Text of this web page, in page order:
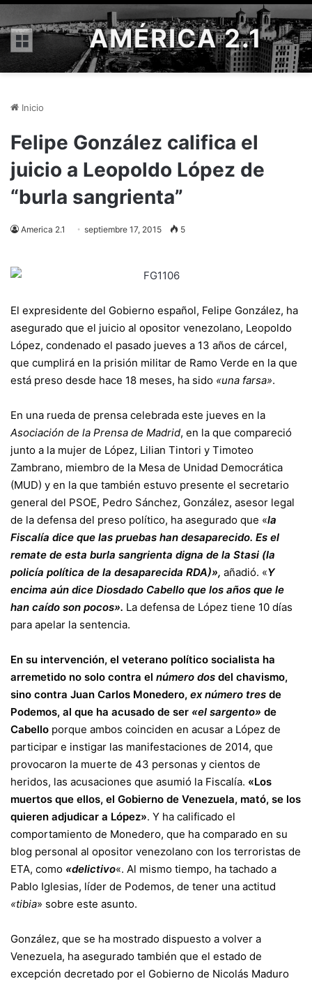
Menú AMÉRICA 2.1
Inicio
Felipe González califica el
juicio a Leopoldo López de
“burla sangrienta”
America 2.1 septiembre 17, 2015 5
El expresidente del Gobierno español, Felipe González, ha
asegurado que el juicio al opositor venezolano, Leopoldo
López, condenado el pasado jueves a 13 años de cárcel,
que cumplirá en la prisión militar de Ramo Verde en la que
está preso desde hace 18 meses, ha sido «una farsa».
En una rueda de prensa celebrada este jueves en la
Asociación de la Prensa de Madrid, en la que compareció
junto a la mujer de López, Lilian Tintori y Timoteo
Zambrano, miembro de la Mesa de Unidad Democrática
(MUD) y en la que también estuvo presente el secretario
general del PSOE, Pedro Sánchez, González, asesor legal
de la defensa del preso político, ha asegurado que «la
Fiscalía dice que las pruebas han desaparecido. Es el
remate de esta burla sangrienta digna de la Stasi (la
policía política de la desaparecida RDA)», añadió. «Y
encima aún dice Diosdado Cabello que los años que le
han caído son pocos». La defensa de López tiene 10 días
para apelar la sentencia.
En su intervención, el veterano político socialista ha
arremetido no solo contra el número dos del chavismo,
sino contra Juan Carlos Monedero, ex número tres de
Podemos, al que ha acusado de ser «el sargento» de
Cabello porque ambos coinciden en acusar a López de
participar e instigar las manifestaciones de 2014, que
provocaron la muerte de 43 personas y cientos de
heridos, las acusaciones que asumió la Fiscalía. «Los
muertos que ellos, el Gobierno de Venezuela, mató, se los
quieren adjudicar a López». Y ha calificado el
comportamiento de Monedero, que ha comparado en su
blog personal al opositor venezolano con los terroristas de
ETA, como «delictivo«. Al mismo tiempo, ha tachado a
Pablo Iglesias, líder de Podemos, de tener una actitud
«tibia» sobre este asunto.
González, que se ha mostrado dispuesto a volver a
Venezuela, ha asegurado también que el estado de
excepción decretado por el Gobierno de Nicolás Maduro